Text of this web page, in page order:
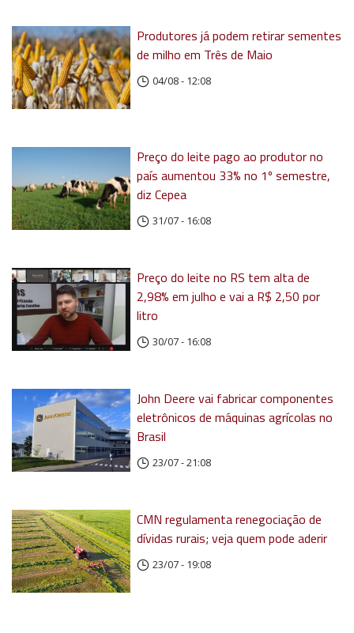
Produtores já podem retirar sementes
de milho em Três de Maio
04/08 - 12:08
Preço do leite pago ao produtor no
país aumentou 33% no 1º semestre,
diz Cepea
31/07 - 16:08
Preço do leite no RS tem alta de
2,98% em julho e vai a R$ 2,50 por
litro
30/07 - 16:08
John Deere vai fabricar componentes
eletrônicos de máquinas agrícolas no
Brasil
23/07 - 21:08
CMN regulamenta renegociação de
dívidas rurais; veja quem pode aderir
23/07 - 19:08